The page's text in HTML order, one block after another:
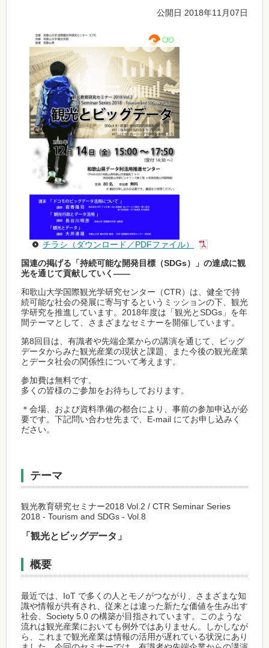
公開日 2018年11月07日
チラシ（ダウンロード／PDFファイル）
国連の掲げる「持続可能な開発目標（SDGs）」の達成に観
光を通じて貢献していく――
和歌山大学国際観光学研究センター（CTR）は、健全で持
続可能な社会の発展に寄与するというミッションの下、観光
学研究を推進しています。2018年度は「観光とSDGs」を年
間テーマとして、さまざまなセミナーを開催しています。
第8回目は、有識者や先端企業からの講演を通じて、ビッグ
データからみた観光産業の現状と課題、また今後の観光産業
とデータ社会の関係性について考えます。
参加費は無料です。
多くの皆様のご参加をお待ちしております。
＊会場、および資料準備の都合により、事前の参加申込が必
要です。下記問い合わせ先まで、E-mail にてお申し込みく
ださい。
テーマ
観光教育研究セミナー2018 Vol.2 / CTR Seminar Series
2018 - Tourism and SDGs - Vol.8
「観光とビッグデータ」
概要
最近では、IoT で多くの人とモノがつながり、さまざまな知
識や情報が共有され、従来とは違った新たな価値を生み出す
社会、Society 5.0 の構築が目指されています。このような
流れは観光産業においても例外ではありません。しかしなが
ら、これまで観光産業は情報の活用が遅れている状況にあり